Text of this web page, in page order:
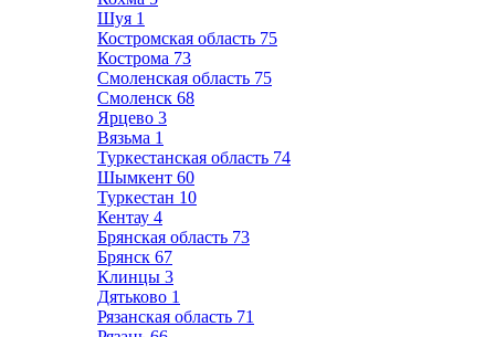
Шуя 1
Костромская область 75
Кострома 73
Смоленская область 75
Смоленск 68
Ярцево 3
Вязьма 1
Туркестанская область 74
Шымкент 60
Туркестан 10
Кентау 4
Брянская область 73
Брянск 67
Клинцы 3
Дятьково 1
Рязанская область 71